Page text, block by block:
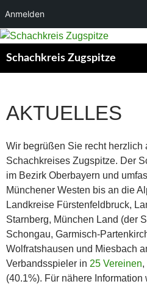
Anmelden
Zum
springen
Schachkreis Zugspitze
AKTUELLES
Wir begrüßen Sie recht herzlich
Schachkreises Zugspitze. Der
im Bezirk Oberbayern und
Münchener Westen bis an die
Landkreise Fürstenfeldbruck,
Starnberg, München Land (der
Schongau, Garmisch-
Wolfratshausen und Miesbach
Verbandsspieler in 25 Vereinen,
(40.1%). Für nähere